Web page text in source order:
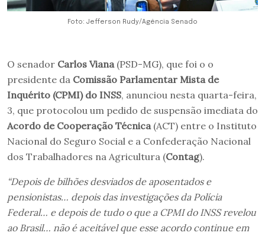
Foto: Jefferson Rudy/Agência Senado
O senador Carlos Viana (PSD-MG), que foi o o
presidente da Comissão Parlamentar Mista de
Inquérito (CPMI) do INSS, anunciou nesta quarta-feira,
3, que protocolou um pedido de suspensão imediata do
Acordo de Cooperação Técnica (ACT) entre o Instituto
Nacional do Seguro Social e a Confederação Nacional
dos Trabalhadores na Agricultura (Contag).
“Depois de bilhões desviados de aposentados e
pensionistas… depois das investigações da Polícia
Federal… e depois de tudo o que a CPMI do INSS revelou
ao Brasil… não é aceitável que esse acordo continue em